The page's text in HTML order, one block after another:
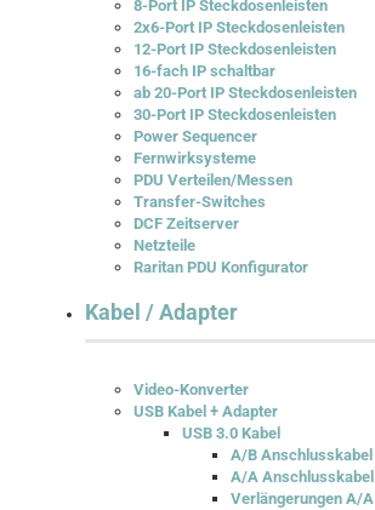
8-Port IP Steckdosenleisten
2x6-Port IP Steckdosenleisten
12-Port IP Steckdosenleisten
16-fach IP schaltbar
ab 20-Port IP Steckdosenleisten
30-Port IP Steckdosenleisten
Power Sequencer
Fernwirksysteme
PDU Verteilen/Messen
Transfer-Switches
DCF Zeitserver
Netzteile
Raritan PDU Konfigurator
Kabel / Adapter
Video-Konverter
USB Kabel + Adapter
USB 3.0 Kabel
A/B Anschlusskabel
A/A Anschlusskabel
Verlängerungen A/A